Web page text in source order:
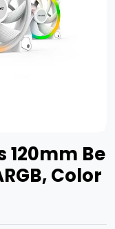
120mm Be
Color